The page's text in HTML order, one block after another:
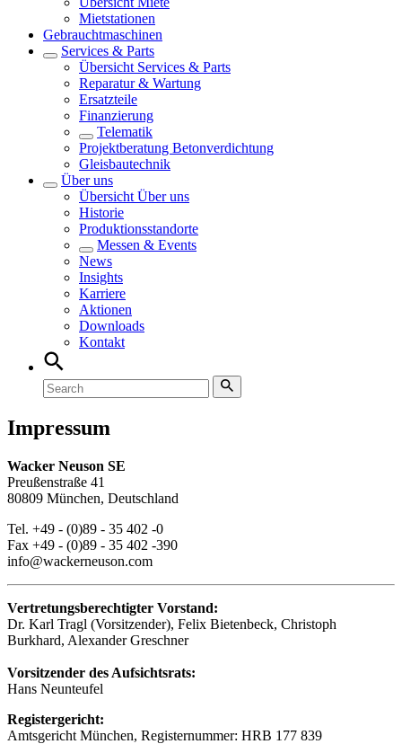
Mietstationen
Gebrauchtmaschinen
Services & Parts
Übersicht Services & Parts
Reparatur & Wartung
Ersatzteile
Finanzierung
Telematik
Projektberatung Betonverdichtung
Gleisbautechnik
Über uns
Übersicht Über uns
Historie
Produktionsstandorte
Messen & Events
News
Insights
Karriere
Aktionen
Downloads
Kontakt
Impressum
Wacker Neuson SE
Preußenstraße 41
80809 München, Deutschland
Tel. +49 - (0)89 - 35 402 -0
Fax +49 - (0)89 - 35 402 -390
info@wackerneuson.com
Vertretungsberechtigter Vorstand:
Dr. Karl Tragl (Vorsitzender), Felix Bietenbeck, Christoph
Burkhard, Alexander Greschner
Vorsitzender des Aufsichtsrats:
Hans Neunteufel
Registergericht:
Amtsgericht München, Registernummer: HRB 177 839